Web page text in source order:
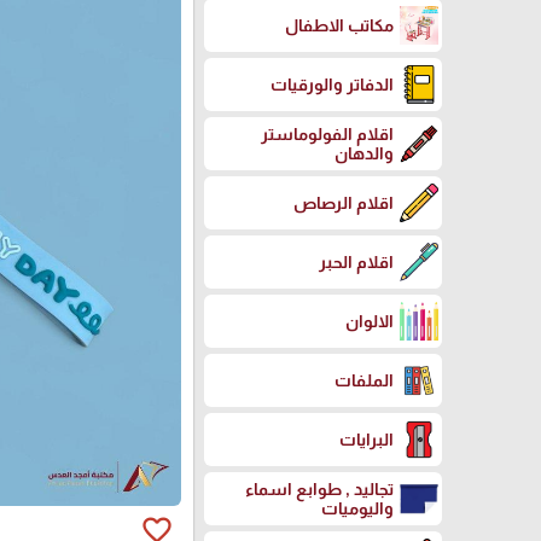
مكاتب الاطفال
الدفاتر والورقيات
اقلام الفولوماستر
والدهان
اقلام الرصاص
اقلام الحبر
الالوان
الملفات
البرايات
تجاليد , طوابع اسماء
واليوميات
favorite_border